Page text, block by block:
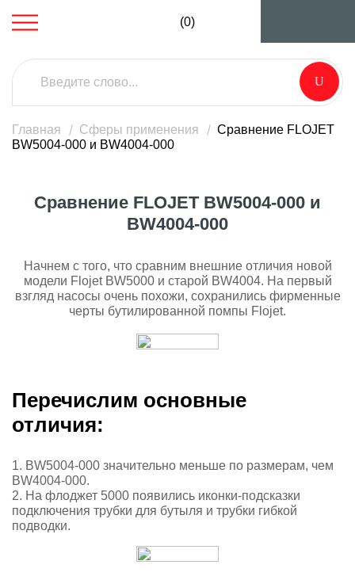
(0)
Главная Сферы применения
Сравнение FLOJET
BW5004-000 и BW4004-000
Сравнение FLOJET BW5004-000 и
BW4004-000
Начнем с того, что сравним внешние отличия новой
модели Flojet BW5000 и старой BW4004. На первый
взгляд насосы очень похожи, сохранились фирменные
черты бутилированной помпы Flojet.
Перечислим основные
отличия:
1. BW5004-000 значительно меньше по размерам, чем
BW4004-000.
2. На флоджет 5000 появились иконки-подсказки
подключения трубки для бутыля и трубки гибкой
подводки.